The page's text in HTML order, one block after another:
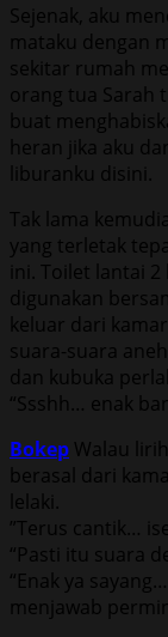
Sejenak, aku
mataku dengan
sekitar rumah
orang tua Sarah
buat
heran jika aku
liburanku disini.
Tak lama
yang terletak
ini. Toilet lantai
digunakan
keluar dari
suara-suara
dan kubuka
“Ssshh… enak
Bokep Walau
berasal dari
lelaki.
”Terus cantik…
“Pasti itu suara
“Enak ya
menjawab